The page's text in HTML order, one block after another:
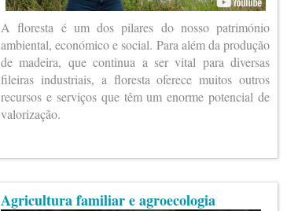
A floresta é um dos pilares do nosso património
ambiental, económico e social. Para além da produção
de madeira, que continua a ser vital para diversas
fileiras industriais, a floresta oferece muitos outros
recursos e serviços que têm um enorme potencial de
valorização.
Agricultura familiar e agroecologia